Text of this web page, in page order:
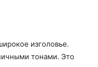
изголовье.
тонами. Это